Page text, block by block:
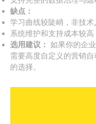
缺点：
学习曲线较陡峭，非技
系统维护和支持成本较高
选用建议： 如果你的企
需要高度自定义的营销
的选择。